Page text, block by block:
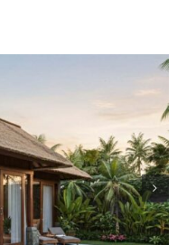
Modern dengan
Simpel,
dan Kontekstual